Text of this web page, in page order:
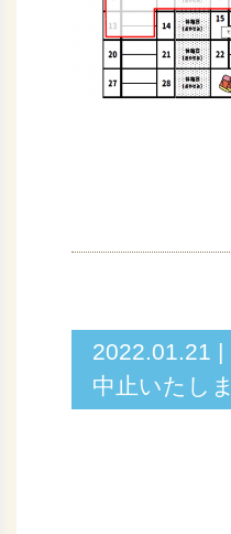
2022.01.21 |
中止いたし